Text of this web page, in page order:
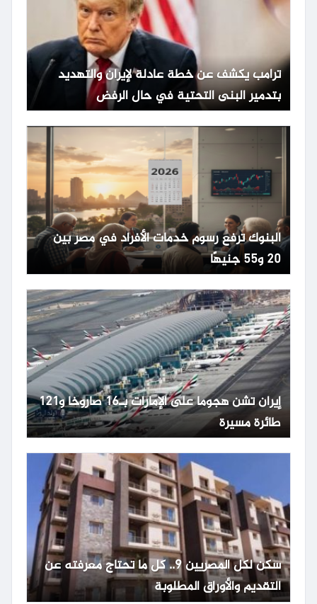
ترامب يكشف عن خطة عادلة لإيران والتهديد
بتدمير البنى التحتية في حال الرفض
البنوك ترفع رسوم خدمات الأفراد في مصر بين
20 و55 جنيهًا
إيران تشن هجوما على الإمارات بـ16 صاروخا و121
طائرة مسيرة
سكن لكل المصريين 9.. كل ما تحتاج معرفته عن
التقديم والأوراق المطلوبة